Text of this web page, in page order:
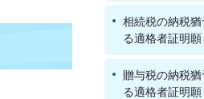
相続税の納税猶
る適格者証明願
贈与税の納税
る適格者証明願